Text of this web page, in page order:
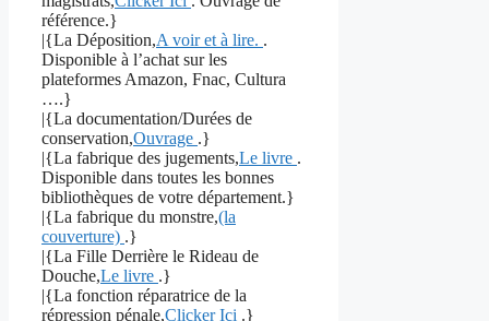
référence.}
|{La Déposition,A voir et à lire. .
Disponible à l’achat sur les
plateformes Amazon, Fnac, Cultura
….}
|{La documentation/Durées de
conservation,Ouvrage .}
|{La fabrique des jugements,Le livre .
Disponible dans toutes les bonnes
bibliothèques de votre département.}
|{La fabrique du monstre,(la
couverture) .}
|{La Fille Derrière le Rideau de
Douche,Le livre .}
|{La fonction réparatrice de la
répression pénale,Clicker Ici .}